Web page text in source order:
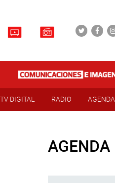
TV DIGITAL RADIO AGENDA
AGENDA